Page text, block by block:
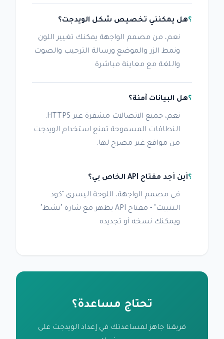
هل يمكنني تخصيص شكل الويدجت؟
نعم، من مصمم الواجهة يمكنك تغيير اللون
ونمط الزر والموضع ورسالة الترحيب والصوت
واللغة مع معاينة مباشرة
هل البيانات آمنة؟
نعم، جميع الاتصالات مشفرة عبر HTTPS.
النطاقات المسموحة تمنع استخدام الويدجت
من مواقع غير مصرح لها.
أين أجد مفتاح API الخاص بي؟
في مصمم الواجهة، اللوحة اليسرى "كود
التثبيت" - مفتاح API يظهر مع شارة "نشط"
ويمكنك نسخه أو تجديده
تحتاج مساعدة؟
فريقنا جاهز لمساعدتك في إعداد الويدجت على